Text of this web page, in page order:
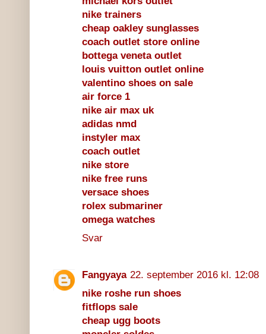
nike trainers
cheap oakley sunglasses
coach outlet store online
bottega veneta outlet
louis vuitton outlet online
valentino shoes on sale
air force 1
nike air max uk
adidas nmd
instyler max
coach outlet
nike store
nike free runs
versace shoes
rolex submariner
omega watches
Svar
Fangyaya 22. september 2016 kl. 12:08
nike roshe run shoes
fitflops sale
cheap ugg boots